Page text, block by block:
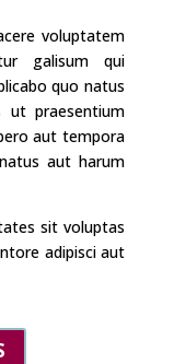
voluptatem
galisum qui
quo natus
ut praesentium
aut tempora
aut harum
sit voluptas
adipisci aut